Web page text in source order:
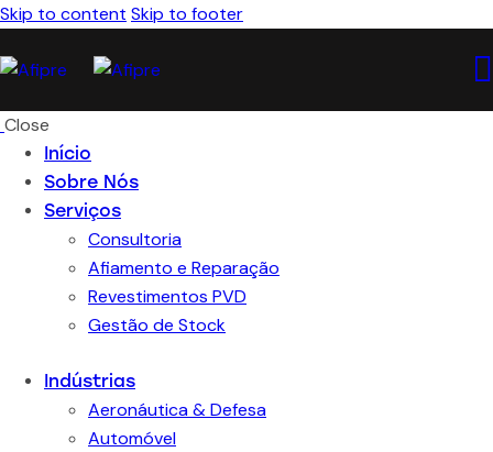
Skip to content Skip to footer
Close
Início
Sobre Nós
Serviços
Consultoria
Afiamento e Reparação
Revestimentos PVD
Gestão de Stock
Indústrias
Aeronáutica & Defesa
Automóvel